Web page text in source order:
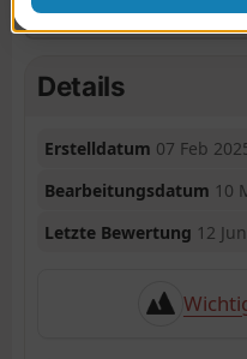
Details
Erstelldatum 07 Feb
Bearbeitungsdatum 10
Letzte Bewertung 12